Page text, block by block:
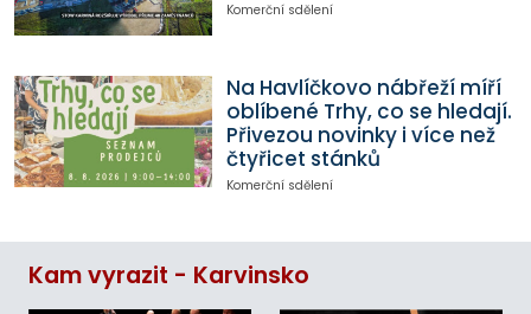
Komerční sdělení
Na Havlíčkovo nábřeží míří
oblíbené Trhy, co se hledají.
Přivezou novinky i více než
čtyřicet stánků
Komerční sdělení
Kam vyrazit - Karvinsko